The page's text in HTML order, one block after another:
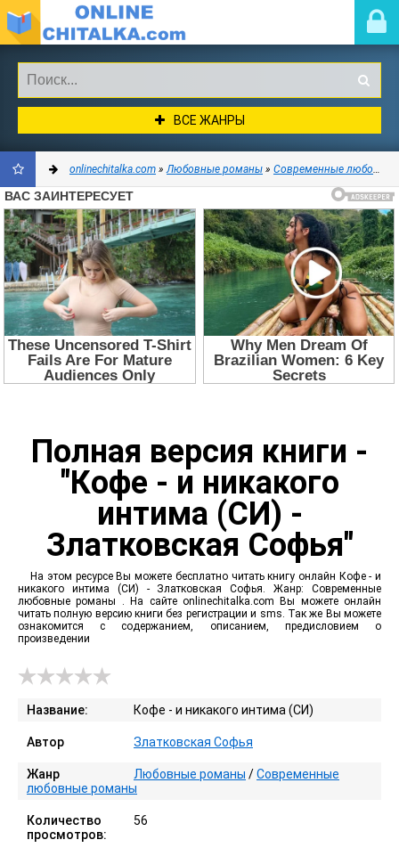
ВСЕ ЖАНРЫ
ДОБАВИТЬ
В
ЗАКЛАДКИ
onlinechitalka.com »Любовные романы » Современные любовные романы
Полная версия книги -
"Кофе - и никакого
интима (СИ) -
Златковская Софья"
На этом ресурсе Вы можете бесплатно читать книгу онлайн Кофе - и
никакого интима (СИ) - Златковская Софья. Жанр: Современные
любовные романы . На сайте onlinechitalka.com Вы можете онлайн
читать полную версию книги без регистрации и sms. Так же Вы можете
ознакомится с содержанием, описанием, предисловием о
произведении
Название: Кофе - и никакого интима (СИ)
Автор Златковская Софья
Жанр Любовные романы /Современные
любовные романы
Количество
просмотров:
56